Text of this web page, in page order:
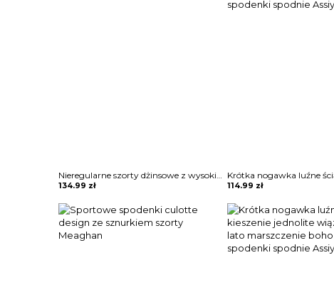
Nieregularne szorty dżinsowe z wysokim stanem i szerokimi nogawkami Mairit
134.99 zł 114.99 zł